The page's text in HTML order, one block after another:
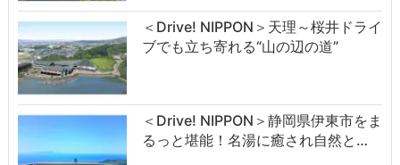
＜Drive! NIPPON＞天理～桜井ドライ
ブでも立ち寄れる“山の辺の道”
＜Drive! NIPPON＞静岡県伊東市をま
るっと堪能！名湯に癒され自然と…